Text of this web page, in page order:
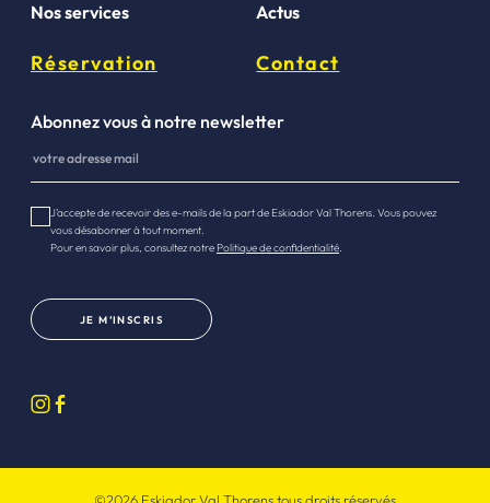
Nos services
Actus
Réservation Contact
Abonnez vous à notre newsletter
JE M’INSCRIS
J’accepte de recevoir des e-mails de la part de Eskiador Val Thorens. Vous pouvez
vous désabonner à tout moment.
Pour en savoir plus, consultez notre Politique de confidentialité.